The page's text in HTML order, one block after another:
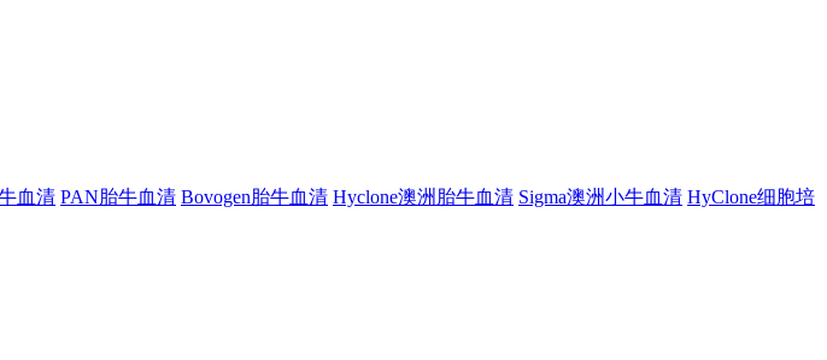
血清 PAN胎牛血清 Bovogen胎牛血清 Hyclone澳洲胎牛血清 Sigma澳洲小牛血清 HyClone细胞培